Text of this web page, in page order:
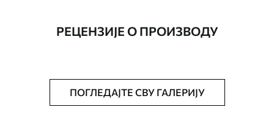
Тапета се може нежно очистити меким
сунђером. Позадине са завршном
водом.
РЕЦЕНЗИЈЕ О ПРОИЗВОДУ
ПОГЛЕДАЈТЕ СВУ ГАЛЕРИЈУ